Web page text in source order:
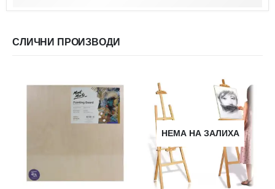
СЛИЧНИ ПРОИЗВОДИ
НЕМА НА ЗАЛИХА